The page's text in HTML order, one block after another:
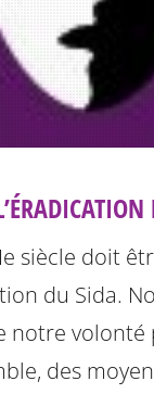
siècle doit
du Sida.
notre volonté
des